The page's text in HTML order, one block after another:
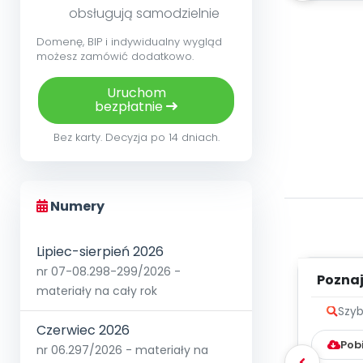
obsługują samodzielnie
Domenę, BIP i indywidualny wygląd
możesz zamówić dodatkowo.
Uruchom
bezpłatnie
Bez karty. Decyzja po 14 dniach.
Numery
Lipiec-sierpień 2026
nr 07-08.298-299/2026 -
materiały na cały rok
Czerwiec 2026
nr 06.297/2026 - materiały na